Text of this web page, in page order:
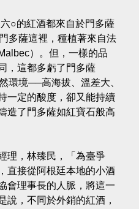
○的紅酒都來自於門多薩
多薩這裡，種植著來自法
）。但，一樣的品
，這都多虧了門多薩
環境──高海拔、溫差大、
一定的酸度，卻又能持續
造了門多薩如紅寶石般高
理，林臻民，「為臺爭
直接從阿根廷本地的小酒
會理事長的人脈，將這一
說，不同於外銷的紅酒，